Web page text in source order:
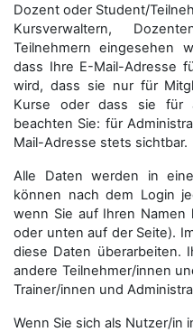
Dozent oder Student/
Kursverwaltern,
Teilnehmern eingesehen
dass Ihre E-Mail-Adresse
wird, dass sie nur für
Kurse oder dass sie für
beachten Sie: für
Mail-Adresse stets sichtbar.
Alle Daten werden in
können nach dem Login
wenn Sie auf Ihren Namen
oder unten auf der Seite).
diese Daten überarbeiten.
andere Teilnehmer/innen
Trainer/innen und
Wenn Sie sich als Nutzer/in